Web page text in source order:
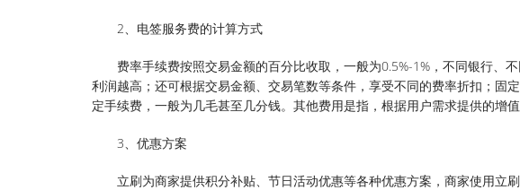
2、电签服务费的计算方式
费率手续费按照交易金额的百分比收取，一般为0.5%-1%，不同银行、
利润越高；还可根据交易金额、交易笔数等条件，享受不同的费率折扣；固
定手续费，一般为几毛甚至几分钱。其他费用是指，根据用户需求提供的增
3、优惠方案
立刷为商家提供积分补贴、节日活动优惠等各种优惠方案，商家使用立